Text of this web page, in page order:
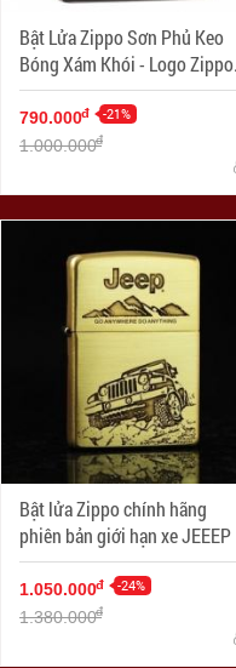
Bật Lửa Zippo Sơn Phủ Keo
Bóng Xám Khói - Logo Zippo
SKU 150ZL – Zippo Black Ice
with Zippo Logo
790.000đ -21%
1.000.000đ
Bật lửa Zippo chính hãng
phiên bản giới hạn xe JEEEP
1.050.000đ -24%
1.380.000đ